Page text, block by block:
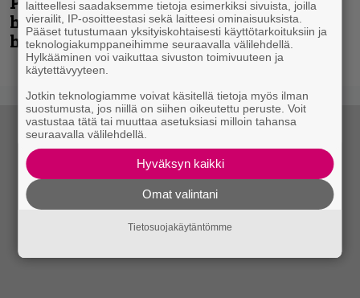
huijauksia – tekijät väittävät
hukanneensa pankkikorttinsa
laitteellesi saadaksemme tietoja esimerkiksi sivuista, joilla
vierailit, IP-osoitteestasi sekä laitteesi ominaisuuksista.
Pääset tutustumaan yksityiskohtaisesti käyttötarkoituksiin ja
teknologiakumppaneihimme seuraavalla välilehdellä.
Hylkääminen voi vaikuttaa sivuston toimivuuteen ja
käytettävyyteen.
Jotkin teknologiamme voivat käsitellä tietoja myös ilman
suostumusta, jos niillä on siihen oikeutettu peruste. Voit
vastustaa tätä tai muuttaa asetuksiasi milloin tahansa
seuraavalla välilehdellä.
Hyväksyn kaikki
Omat valintani
Tietosuojakäytäntömme